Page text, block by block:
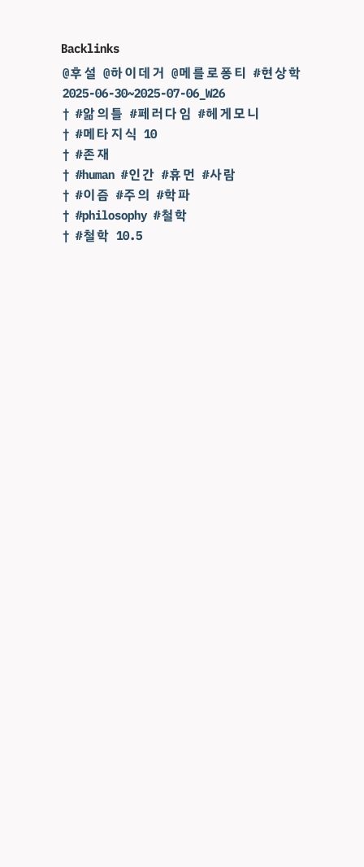
Backlinks
@후설 @하이데거 @메를로퐁티 #현상학
2025-06-30~2025-07-06_W26
† #앎의틀 #페러다임 #헤게모니
† #메타지식 10
† #존재
† #human #인간 #휴먼 #사람
† #이즘 #주의 #학파
† #philosophy #철학
† #철학 10.5